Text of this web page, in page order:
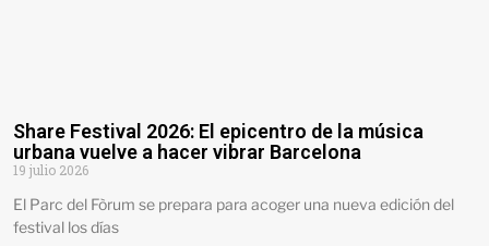
Share Festival 2026: El epicentro de la música
urbana vuelve a hacer vibrar Barcelona
19 julio 2026
El Parc del Fòrum se prepara para acoger una nueva edición del
festival los días